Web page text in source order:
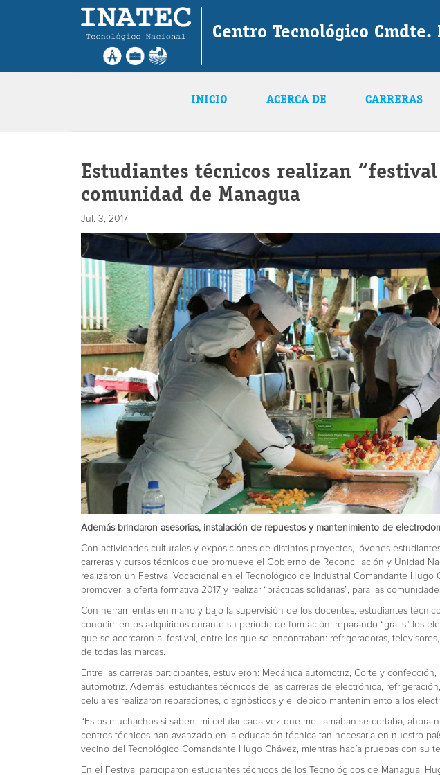
Centro Tecnológico
INICIO ACERCA DE CARRERAS
Estudiantes técnicos realizan
comunidad de Managua
Jul. 3, 2017
Además brindaron asesorías, instalación de repuestos y mantenimiento de
Con actividades culturales y exposiciones de distintos proyectos, jóvenes
carreras y cursos técnicos que promueve el Gobierno de Reconciliación y Unidad
realizaron un Festival Vocacional en el Tecnológico de Industrial Comandante Hugo
promover la oferta formativa 2017 y realizar “prácticas solidarias”, para las
Con herramientas en mano y bajo la supervisión de los docentes, estudiantes
conocimientos adquiridos durante su período de formación, reparando “gratis” los
que se acercaron al festival, entre los que se encontraban: refrigeradoras,
de todas las marcas.
Entre las carreras participantes, estuvieron: Mecánica automotriz, Corte y confección,
automotriz. Además, estudiantes técnicos de las carreras de electrónica,
celulares realizaron reparaciones, diagnósticos y el debido mantenimiento a los
“Estos muchachos si saben, mi celular cada vez que me llamaban se cortaba, ahora
centros técnicos han avanzado en la educación técnica tan necesaria en nuestro
vecino del Tecnológico Comandante Hugo Chávez, mientras hacía pruebas con su
En el Festival participaron estudiantes técnicos de los Tecnológicos de Managua,